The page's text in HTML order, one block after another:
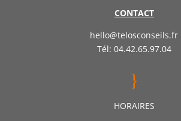
CONTACT
hello@telosconseils.fr
Tél: 04.42.65.97.04
}
HORAIRES